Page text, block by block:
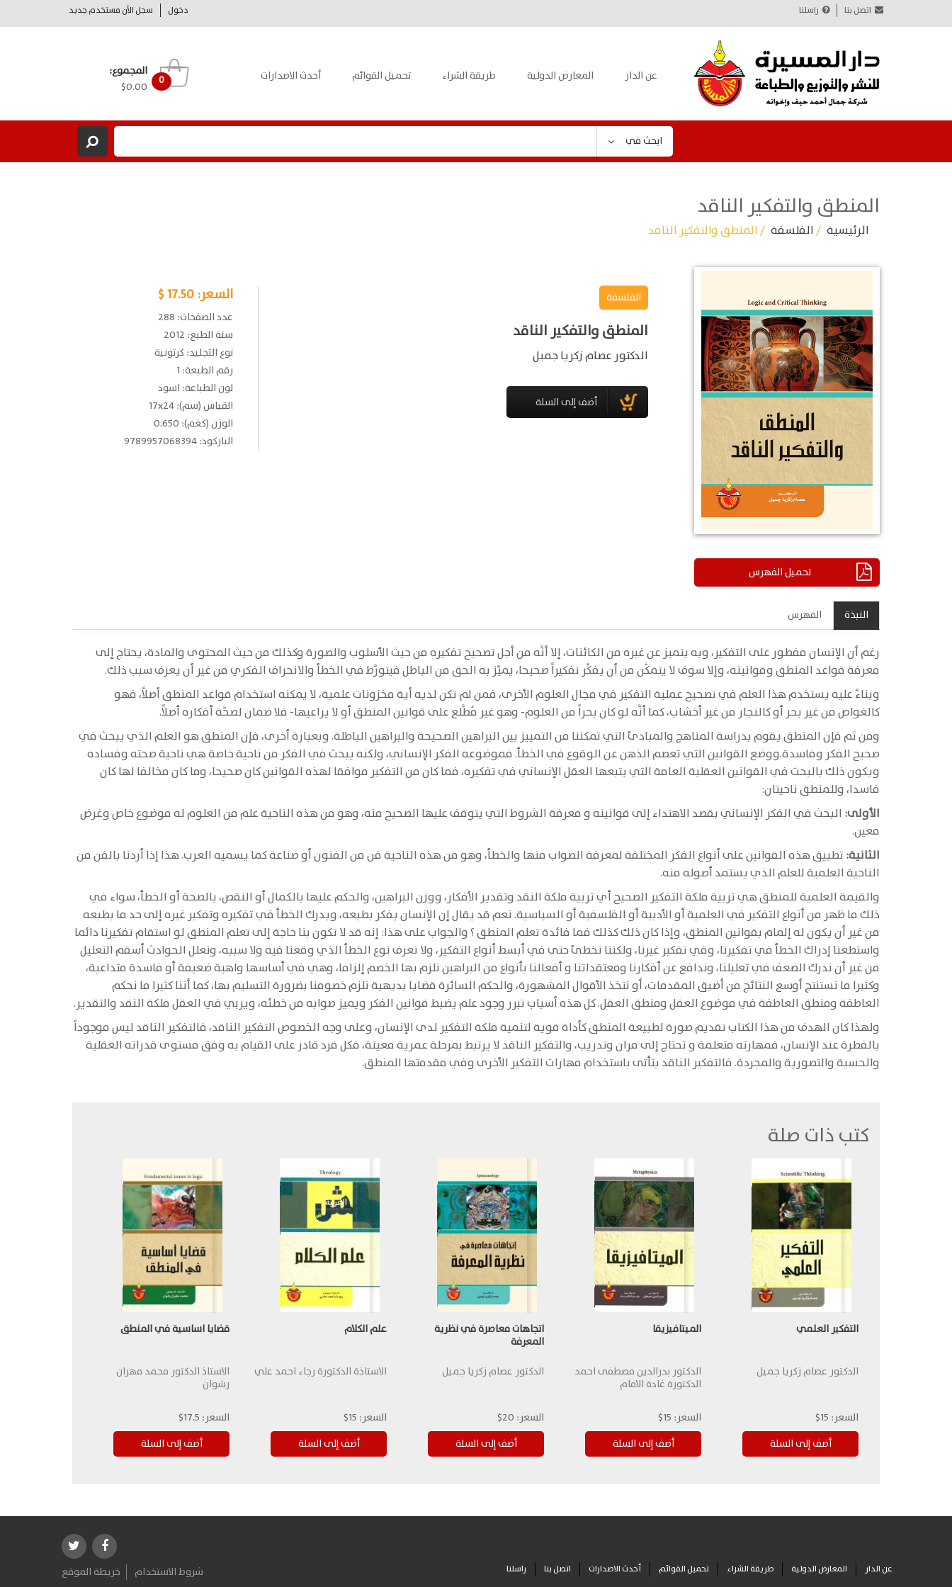
دخول سجل الآن مستخدم جديد اتصل بنا راسلنا
عن الدار المعارض الدولية طريقة الشراء تحميل القوائم أحدث الاصدارات 0
المجموع:
$0.00
ابحث في
المنطق والتفكير الناقد
الرئيسية /الفلسفة / المنطق والتفكير الناقد
تحميل الفهرس
الفلسفة
المنطق والتفكير الناقد
الدكتور عصام زكريا جميل
السعر:17.50 $
عدد الصفحات: 288
سنة الطبع: 2012
نوع التجليد: كرتونية
رقم الطبعة: 1
لون الطباعة: اسود
القياس (سم): 17x24
الوزن (كغم): 0.650
الباركود: 9789957068394
النبذة الفهرس
رغم أن الإنسان مفطور على التفكير، وبه يتميز عن غيره من الكائنات، إلا أنَّه من أجل تصحيح تفكيره من حيث الأسلوب والصورة وكذلك من حيث المحتوى والمادة، يحتاج إلى
معرفة قواعد المنطق وقوانينه، وإلا سوف لا يتمكَّن من أن يفكِّر تفكيراً صحيحا، يميِّز به الحق من الباطل فيتورَّط في الخطأ والانحراف الفكري من غير أن يعرف سبب ذلك.
وبناءً عليه يستخدم هذا العلم في تصحيح عملية التفكير في مجال العلوم الأخرى، فمن لم تكن لديه أية مخزونات علمية، لا يمكنه استخدام قواعد المنطق أصلاً، فهو
كالغواص من غير بحر أو كالنجار من غير أخشاب، كما أنَّه لو كان بحراً من العلوم- وهو غير مُطَّلع على قوانين المنطق أو لا يراعيها- فلا ضمان لصحَّة أفكاره أصلاً.
ومن ثم فإن المنطق يقوم بدراسة المناهج والمبادئ التي تمكننا من التمييز بين البراهين الصحيحة والبراهين الباطلة. وبعبارة أخرى، فإن المنطق هو العلم الذي يبحث في
صحيح الفكر وفاسدة.ووضع القوانين التي تعصم الذهن عن الوقوع في الخطأ. فموضوعه الفكر الإنساني، ولكنه يبحث في الفكر من ناحية خاصة هي ناحية صحته وفساده
ويكون ذلك بالبحث في القوانين العقلية العامة التي يتبعها العقل الإنساني في تفكيره، فما كان من التفكير موافقا لهذه القوانين كان صحيحا، وما كان مخالفا لها كان
فاسدا، وللمنطق ناحيتان:
الأولى: البحث في الفكر الإنساني بقصد الاهتداء إلى قوانينه و معرفة الشروط التي يتوقف عليها الصحيح منه، وهو من هذه الناحية علم من العلوم له موضوع خاص وغرض
معين.
الثانية: تطبيق هذه القوانين على أنواع الفكر المختلفة لمعرفة الصواب منها والخطأ، وهو من هذه الناحية فن من الفنون أو صناعة كما يسميه العرب. هذا إذا أردنا بالفن من
الناحية العلمية للعلم الذي يستمد أصوله منه.
والقيمة العلمية للمنطق هي تربية ملكة التفكير الصحيح أي تربية ملكة النقد وتقدير الأفكار، ووزن البراهين، والحكم عليها بالكمال أو النقص، بالصحة أو الخطأ، سواء في
ذلك ما ظهر من أنواع التفكير في العلمية أو الأدبية أو الفلسفية أو السياسية. نعم قد يقال إن الإنسان يفكر بطبعه، ويدرك الخطأ في تفكيره وتفكير غيره إلى حد ما بطبعه
من غير أن يكون له إلمام بقوانين المنطق، وإذا كان ذلك كذلك فما فائدة تعلم المنطق ؟ والجواب على هذا: إنه قد لا تكون بنا حاجة إلى تعلم المنطق لو استقام تفكيرنا دائما
واستطعنا إدراك الخطأ في تفكيرنا، وفي تفكير غيرنا، ولكننا نخطئ حتى في أبسط أنواع التفكير، ولا نعرف نوع الخطأ الذي وقعنا فيه ولا سببه، ونعلل الحوادث أسقم التعليل
من غير أن ندرك الضعف في تعليلنا، وندافع عن أفكارنا ومعتقداتنا و أفعالنا بأنواع من البراهين نلزم بها الخصم إلزاما، وهي في أساسها واهية ضعيفة أو فاسدة متداعية،
وكثيرا ما نستنتج أوسع النتائج من أضيق المقدمات، أو نتخذ الأقوال المشهورة، والحكم السائرة قضايا بديهية نلزم خصومنا بضرورة التسليم بها، كما أننا كثيرا ما نحكم
العاطفة ومنطق العاطفة في موضوع العقل ومنطق العقل. كل هذه أسباب تبرر وجود علم يضبط قوانين الفكر ويميز صوابه من خطئه، ويربي في العقل ملكة النقد والتقدير.
ولهذا كان الهدف من هذا الكتاب تقديم صورة لطبيعة المنطق كأداة قوية لتنمية ملكة التفكير لدى الإنسان، وعلى وجه الخصوص التفكير الناقد، فالتفكير الناقد ليس موجوداً
بالفطرة عند الإنسان، فمهارته متعلمة و تحتاج إلى مران وتدريب، والتفكير الناقد لا يرتبط بمرحلة عمرية معينة، فكل فرد قادر على القيام به وفق مستوى قدراته العقلية
والحسية والتصورية والمجردة. فالتفكير الناقد يتأتى باستخدام مهارات التفكير الأخرى وفي مقدمتها المنطق.
كتب ذات صلة
التفكير العلمي
الدكتور عصام زكريا جميل
السعر: 15$
الميتافيزيقا
الدكتور بدرالدين مصطفى احمد
الدكتورة غادة الامام
السعر: 15$
اتجاهات معاصرة في نظرية
المعرفة
الدكتور عصام زكريا جميل
السعر: 20$
علم الكلام
الاستاذة الدكتورة رجاء احمد علي
السعر: 15$
قضايا اساسية في المنطق
الاستاذ الدكتور محمد مهران
رشوان
السعر: 17.5$
عن الدار المعارض الدولية طريقة الشراء تحميل القوائم أحدث الاصدارات اتصل بنا راسلنا شروط الاستخدام خريطة الموقع